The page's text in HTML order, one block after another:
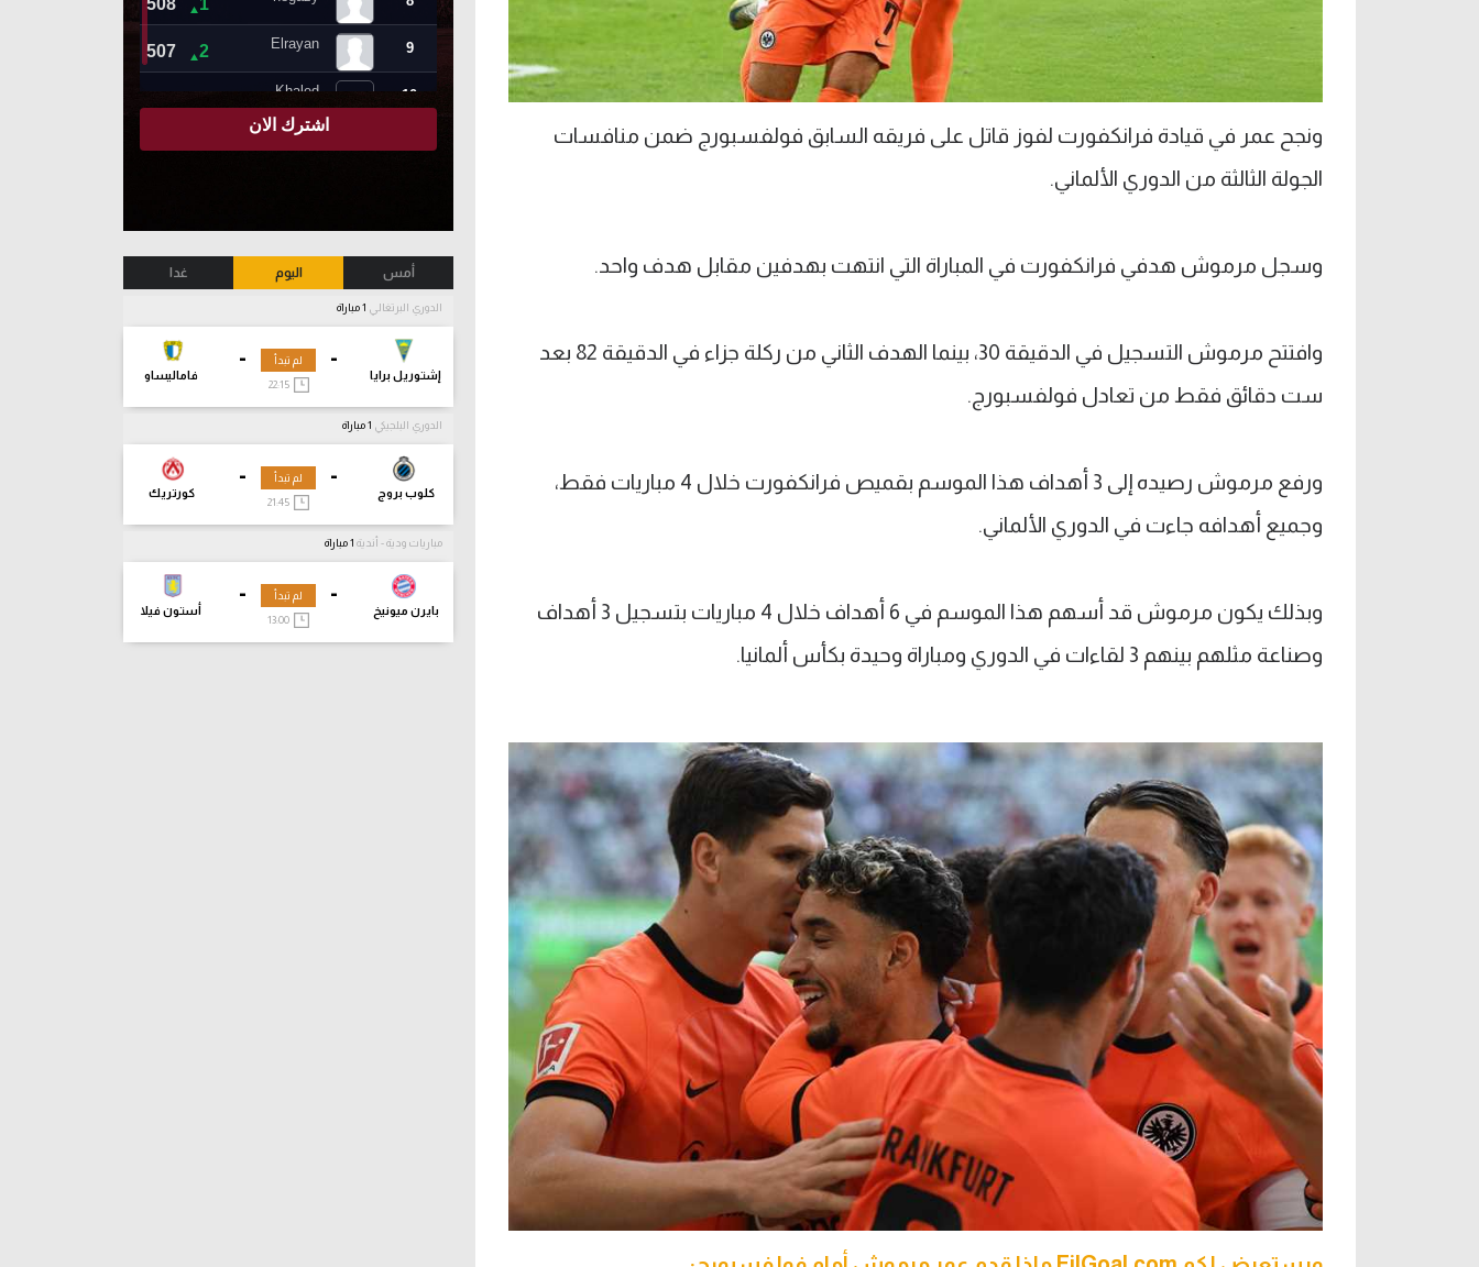
ونجح عمر في قيادة فرانكفورت لفوز قاتل على فريقه السابق فولفسبورج ضمن منافسات
الجولة الثالثة من الدوري الألماني.
وسجل مرموش هدفي فرانكفورت في المباراة التي انتهت بهدفين مقابل هدف واحد.
وافتتح مرموش التسجيل في الدقيقة 30، بينما الهدف الثاني من ركلة جزاء في الدقيقة 82 بعد
ست دقائق فقط من تعادل فولفسبورج.
ورفع مرموش رصيده إلى 3 أهداف هذا الموسم بقميص فرانكفورت خلال 4 مباريات فقط،
وجميع أهدافه جاءت في الدوري الألماني.
وبذلك يكون مرموش قد أسهم هذا الموسم في 6 أهداف خلال 4 مباريات بتسجيل 3 أهداف
وصناعة مثلهم بينهم 3 لقاءات في الدوري ومباراة وحيدة بكأس ألمانيا.
أمس اليوم غدا
الدوري البرتغالي
-
إشتوريل برايا
-
فاماليساو
لم تبدأ
22:15
الدوري البلجيكي
-
كلوب بروج
-
كورتريك
لم تبدأ
مباريات ودية - أندية
-
بايرن ميونيخ
-
أستون فيلا
لم تبدأ